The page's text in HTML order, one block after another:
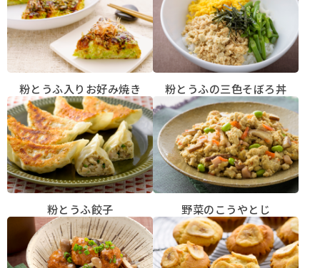
粉とうふ入りお好み焼き 粉とうふの三色そぼろ丼
粉とうふ餃子 野菜のこうやとじ